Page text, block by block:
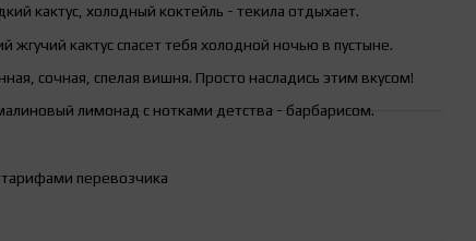
кактус, холодный коктейль - текила отдыхает.
жгучий кактус спасет тебя холодной ночью в пустыне.
сочная, спелая вишня. Просто насладись этим вкусом!
лимонад с нотками детства - барбарисом.
перевозчика